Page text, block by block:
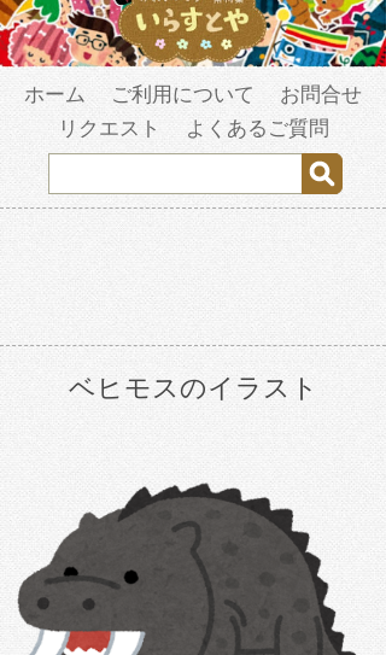
ホーム ご利用について
お問合せ
リクエスト
よくあるご質問
ベヒモスのイラスト